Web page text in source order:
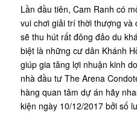
Lần đầu tiên, Cam Ranh có
vui chơi giải trí thời thượng và
sẽ thu hút rất đông đảo du
biệt là những cư dân Khánh
giúp gia tăng lợi nhuận kinh
nhà đầu tư The Arena
hàng quan tâm dự án hãy
kiện ngày 10/12/2017 bởi số